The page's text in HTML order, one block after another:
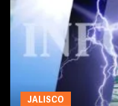
JALISCO